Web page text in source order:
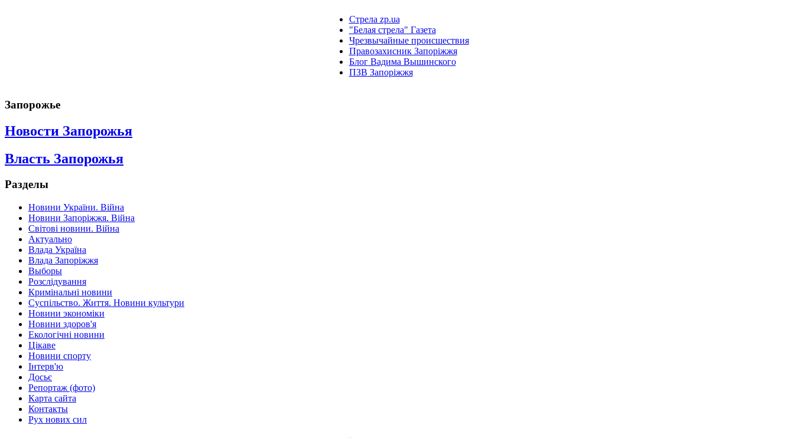
Стрела zp.ua
"Белая стрела" Газета
Чрезвычайные происшествия
Правозахисник Запоріжжя
Блог Вадима Вышинского
ПЗВ Запоріжжя
Запорожье
Новости Запорожья
Власть Запорожья
Разделы
Новини України. Війна
Новини Запоріжжя. Війна
Світові новини. Війна
Актуально
Влада Україна
Влада Запоріжжя
Выборы
Розслідування
Кримінальні новини
Суспільство. Життя. Новини культури
Новини экономіки
Новини здоров'я
Екологічні новини
Цікаве
Новини спорту
Інтерв'ю
Досьє
Репортаж (фото)
Карта сайта
Контакты
Рух нових сил